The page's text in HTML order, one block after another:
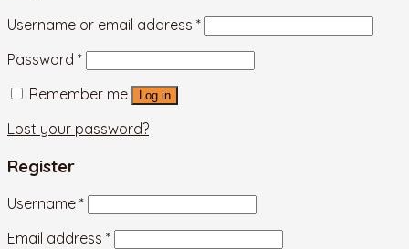
Username or email address *
Password *
Remember me
Log in
Lost your password?
Register
Username *
Email address *